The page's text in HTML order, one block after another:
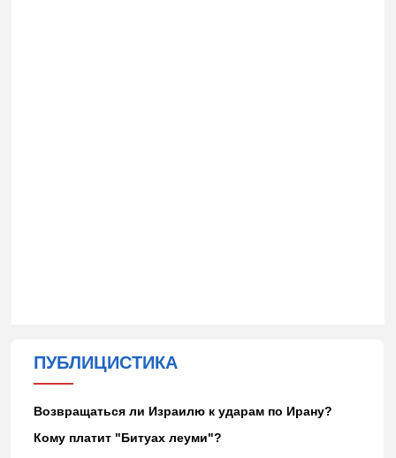
ПУБЛИЦИСТИКА
Возвращаться ли Израилю к ударам по Ирану?
Кому платит "Битуах леуми"?